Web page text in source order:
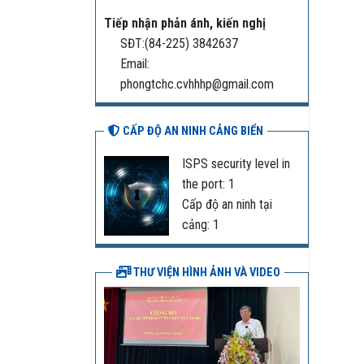
Tiếp nhận phản ánh, kiến nghị
SĐT:(84-225) 3842637
Email:
phongtchc.cvhhhp@gmail.com
CẤP ĐỘ AN NINH CẢNG BIỂN
ISPS security level in
the port: 1
Cấp độ an ninh tại
cảng: 1
THƯ VIỆN HÌNH ẢNH VÀ VIDEO